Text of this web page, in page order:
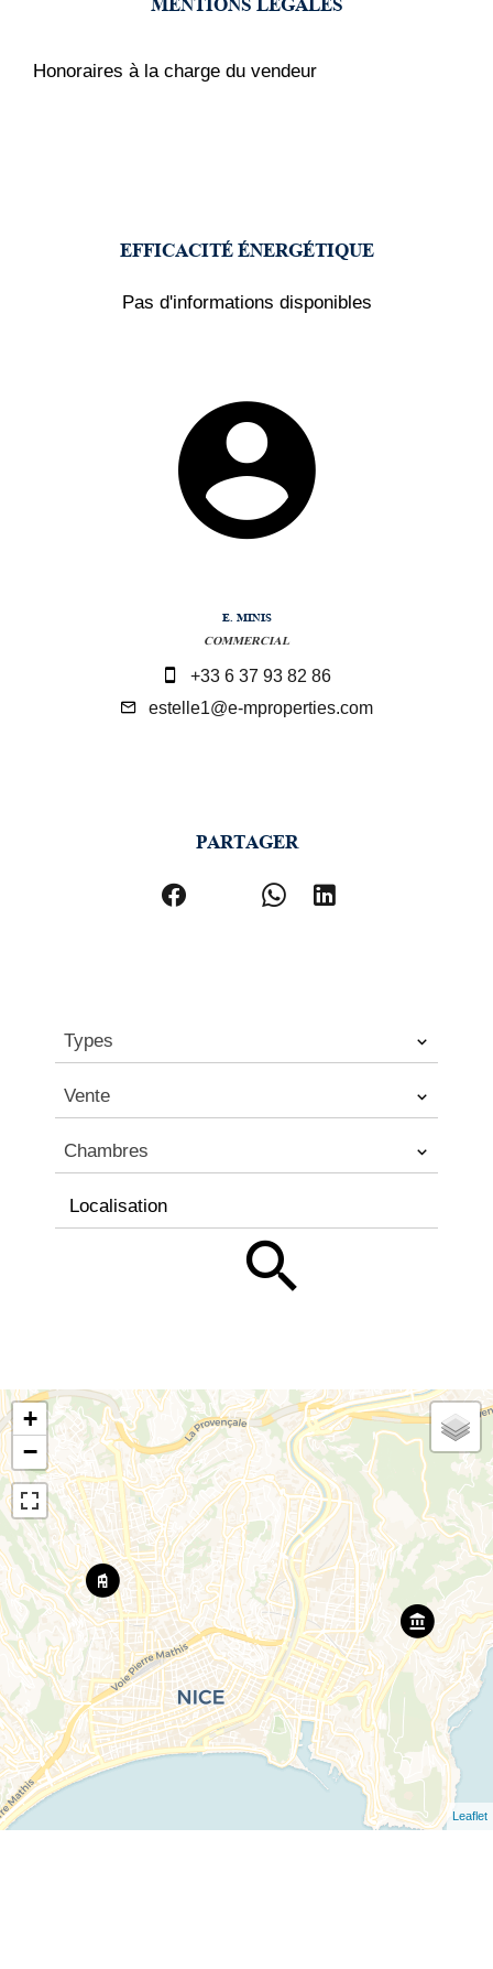
Honoraires à la charge du vendeur
EFFICACITÉ ÉNERGÉTIQUE
Pas d'informations disponibles
E. MINIS
COMMERCIAL
+33 6 37 93 82 86
estelle1@e-mproperties.com
PARTAGER
Types
Vente
Chambres
Localisation
+
−
Leaflet